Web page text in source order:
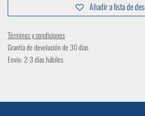
Añadir a lista de
Términos y condiciones
Grantía de devolución de 30 días
Envío: 2-3 días hábiles